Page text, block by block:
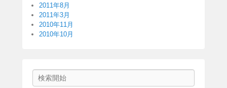
2011年8月
2011年3月
2010年11月
2010年10月
索